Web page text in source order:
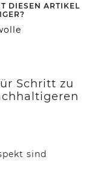
DIESEN ARTIKEL
Schritt zu
sind